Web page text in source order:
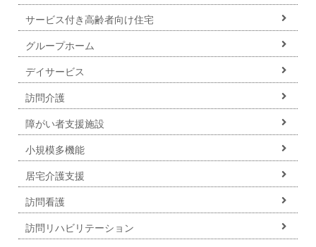
サービス付き高齢者向け住宅
グループホーム
デイサービス
訪問介護
障がい者支援施設
小規模多機能
居宅介護支援
訪問看護
訪問リハビリテーション